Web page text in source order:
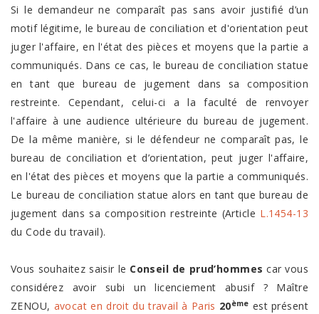
Si le demandeur ne comparaît pas sans avoir justifié d’un
motif légitime, le bureau de conciliation et d'orientation peut
juger l'affaire, en l'état des pièces et moyens que la partie a
communiqués. Dans ce cas, le bureau de conciliation statue
en tant que bureau de jugement dans sa composition
restreinte. Cependant, celui-ci a la faculté de renvoyer
l'affaire à une audience ultérieure du bureau de jugement.
De la même manière, si le défendeur ne comparaît pas, le
bureau de conciliation et d’orientation, peut juger l'affaire,
en l'état des pièces et moyens que la partie a communiqués.
Le bureau de conciliation statue alors en tant que bureau de
jugement dans sa composition restreinte (Article L.1454-13
du Code du travail).
Vous souhaitez saisir le Conseil de prud’hommes car vous
considérez avoir subi un licenciement abusif ? Maître
ZENOU, avocat en droit du travail à Paris 20ème est présent